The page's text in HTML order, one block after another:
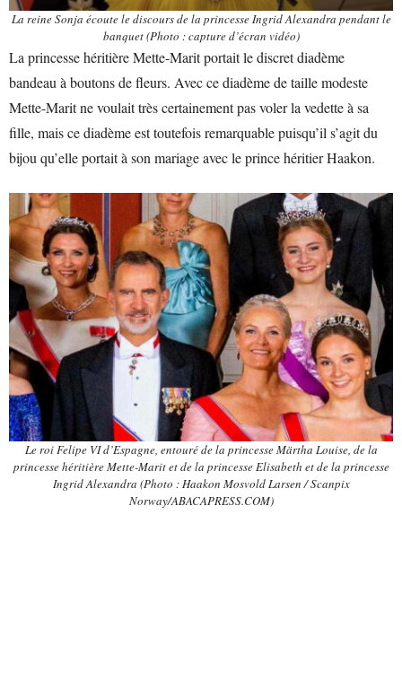
La reine Sonja écoute le discours de la princesse Ingrid Alexandra pendant le
banquet (Photo : capture d’écran vidéo)
La princesse héritière Mette-Marit portait le discret diadème
bandeau à boutons de fleurs. Avec ce diadème de taille modeste
Mette-Marit ne voulait très certainement pas voler la vedette à sa
fille, mais ce diadème est toutefois remarquable puisqu’il s’agit du
bijou qu’elle portait à son mariage avec le prince héritier Haakon.
Le roi Felipe VI d’Espagne, entouré de la princesse Märtha Louise, de la
princesse héritière Mette-Marit et de la princesse Elisabeth et de la princesse
Ingrid Alexandra (Photo : Haakon Mosvold Larsen / Scanpix
Norway/ABACAPRESS.COM)